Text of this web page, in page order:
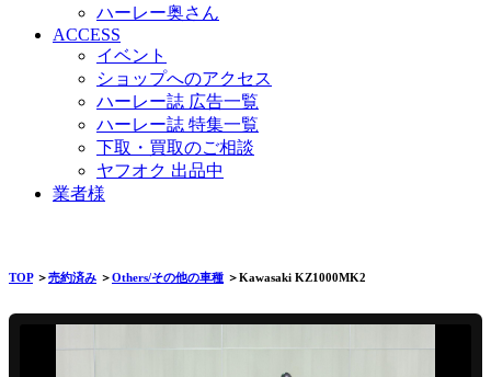
ハーレー奥さん
ACCESS
イベント
ショップへのアクセス
ハーレー誌 広告一覧
ハーレー誌 特集一覧
下取・買取のご相談
ヤフオク 出品中
業者様
TOP＞売約済み ＞Others/その他の車種 ＞Kawasaki KZ1000MK2